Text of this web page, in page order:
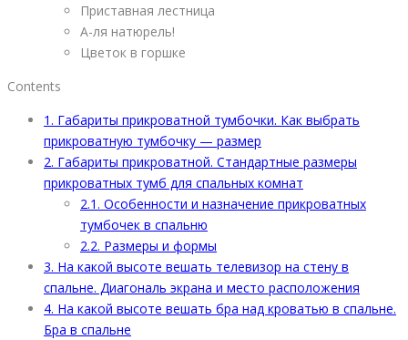
Приставная лестница
А-ля натюрель!
Цветок в горшке
Contents
1. Габариты прикроватной тумбочки. Как выбрать
прикроватную тумбочку — размер
2. Габариты прикроватной. Стандартные размеры
прикроватных тумб для спальных комнат
2.1. Особенности и назначение прикроватных
тумбочек в спальню
2.2. Размеры и формы
3. На какой высоте вешать телевизор на стену в
спальне. Диагональ экрана и место расположения
4. На какой высоте вешать бра над кроватью в спальне.
Бра в спальне